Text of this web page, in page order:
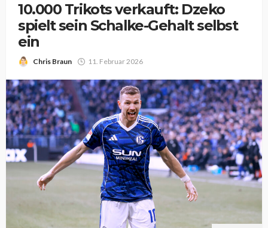
10.000 Trikots verkauft: Dzeko
spielt sein Schalke-Gehalt selbst
ein
Chris Braun 11. Februar 2026